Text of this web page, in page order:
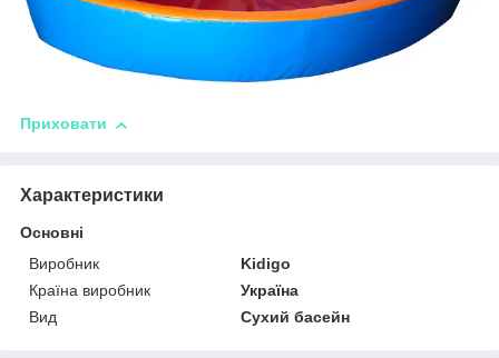
Приховати
Характеристики
Основні
Виробник
Kidigo
Країна виробник
Україна
Вид
Сухий басейн